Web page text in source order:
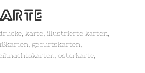
karte, illustrierte karten,
geburtskarten,
osterkarte,